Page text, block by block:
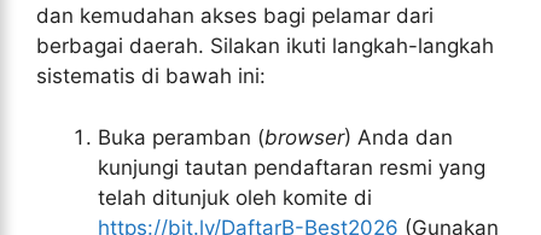
dan kemudahan akses bagi pelamar dari
berbagai daerah. Silakan ikuti langkah-langkah
sistematis di bawah ini:
Buka peramban (browser) Anda dan
kunjungi tautan pendaftaran resmi yang
telah ditunjuk oleh komite di
https://bit.ly/DaftarB-Best2026 (Gunakan